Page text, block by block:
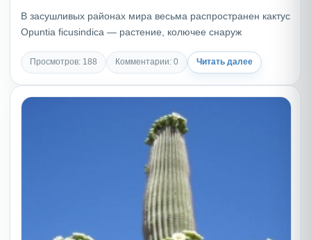
В засушливых районах мира весьма распространен кактус
Opuntia ficusindica — растение, колючее снаруж
Просмотров: 188 Комментарии: 0 Читать далее